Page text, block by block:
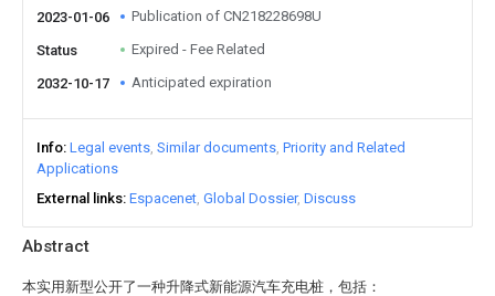
Abstract
本实用新型公开了一种升降式新能源汽车充电桩，包括：
2023-01-06 Publication of CN218228698U
Status Expired - Fee Related
2032-10-17 Anticipated expiration
Info Legal events Similar documents Priority and Related
Applications
External links Espacenet Global Dossier Discuss